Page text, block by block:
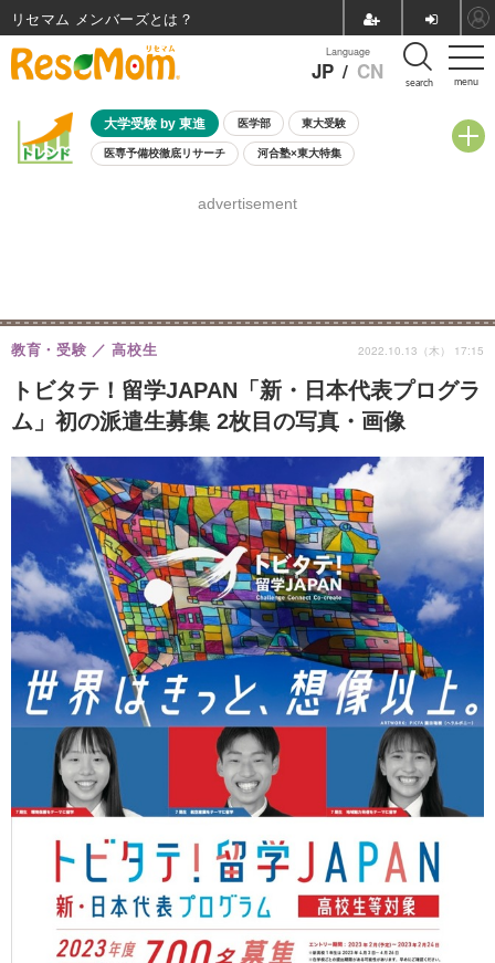
menu
Language
JP / CN search
大学受験 by 東進 医学部 東大受験
医専予備校徹底リサーチ 河合塾×東大特集
8月開催学校説明会・相談会
advertisement
トビタテ！留学JAPAN「新・日本代表プログラ
ム」初の派遣生募集 2枚目の写真・画像
教育・受験 高校生 2022.10.13（木） 17:15
リセマム メンバーズ